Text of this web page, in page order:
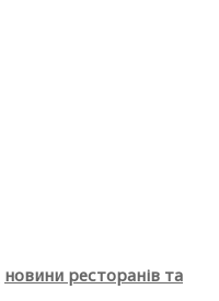
новини ресторанів та